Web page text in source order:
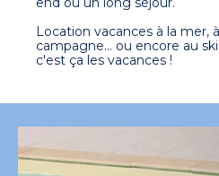
Location vacances à la mer,
campagne... ou encore au
c'est ça les vacances !